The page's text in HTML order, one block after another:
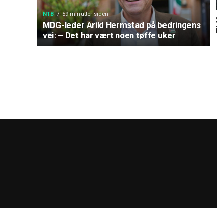
NTB 59 minutter siden
MDG-leder Arild Hermstad på bedringens
vei: – Det har vært noen tøffe uker